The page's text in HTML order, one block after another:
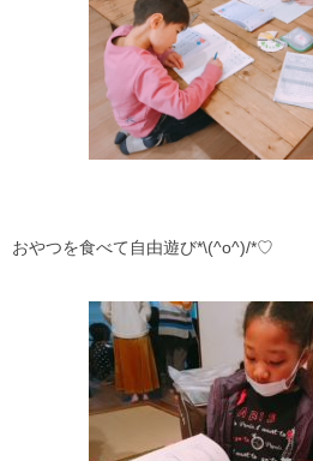
おやつを食べて自由遊び*\(^o^)/*♡